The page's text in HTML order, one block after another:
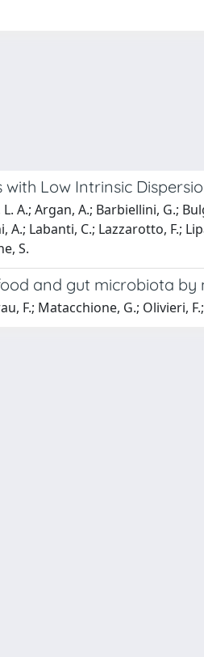
Low Intrinsic
A.; Argan, A.; Barbiellini, G.;
Labanti, C.; Lazzarotto, F.;
S.
and gut microbiota
F.; Matacchione, G.; Olivieri,